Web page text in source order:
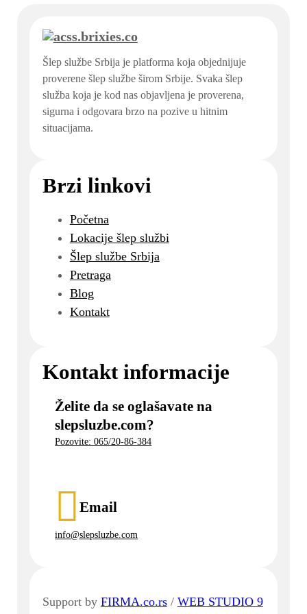
Šlep službe Srbija je platforma koja objednijuje
proverene šlep službe širom Srbije. Svaka šlep
služba koja je kod nas objavljena je proverena,
sigurna i odgovara brzo na pozive u hitnim
situacijama.
Brzi linkovi
Početna
Lokacije šlep službi
Šlep službe Srbija
Pretraga
Blog
Kontakt
Kontakt informacije
Želite da se oglašavate na
slepsluzbe.com?
Pozovite: 065/20-86-384
Email
info@slepsluzbe.com
Support by FIRMA.co.rs/ WEB STUDIO 9